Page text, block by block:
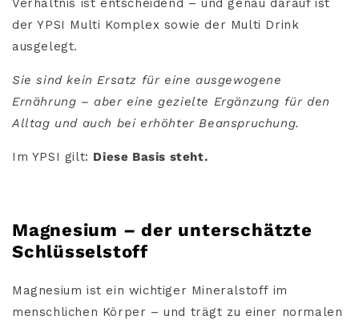
Verhältnis ist entscheidend – und genau darauf ist
der YPSI Multi Komplex sowie der Multi Drink
ausgelegt.
Sie sind kein Ersatz für eine ausgewogene
Ernährung – aber eine gezielte Ergänzung für den
Alltag und auch bei erhöhter Beanspruchung.
Im YPSI gilt: Diese Basis steht.
Magnesium – der unterschätzte
Schlüsselstoff
Magnesium ist ein wichtiger Mineralstoff im
menschlichen Körper – und trägt zu einer normalen